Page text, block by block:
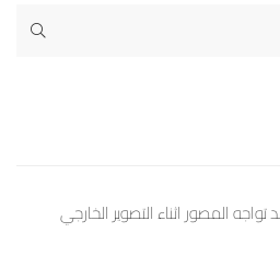
المصور اثناء التصوير الخارجي